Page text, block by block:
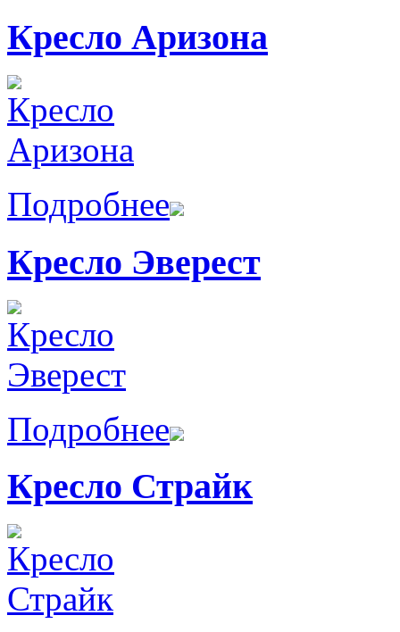
Кресло Аризона
Подробнее
Кресло Эверест
Подробнее
Кресло Страйк